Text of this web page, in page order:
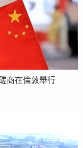
商在倫敦舉行